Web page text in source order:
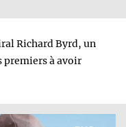
Richard Byrd, un
premiers à avoir